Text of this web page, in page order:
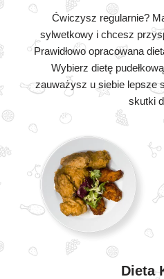
Ćwiczysz regularnie?
sylwetkowy i chcesz
Prawidłowo opracowana
Wybierz dietę
zauważysz u siebie lepsze
skutki
Dieta